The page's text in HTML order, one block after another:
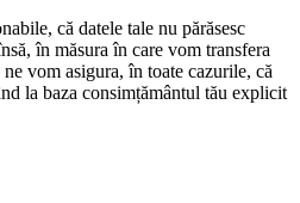
că datele tale nu părăsesc
în măsura în care vom transfera
vom asigura, în toate cazurile, că
la baza consimțământul tău explicit